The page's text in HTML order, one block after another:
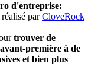
d'entreprise:
réalisé parCloveRock
trouver de
première à de
et bien plus